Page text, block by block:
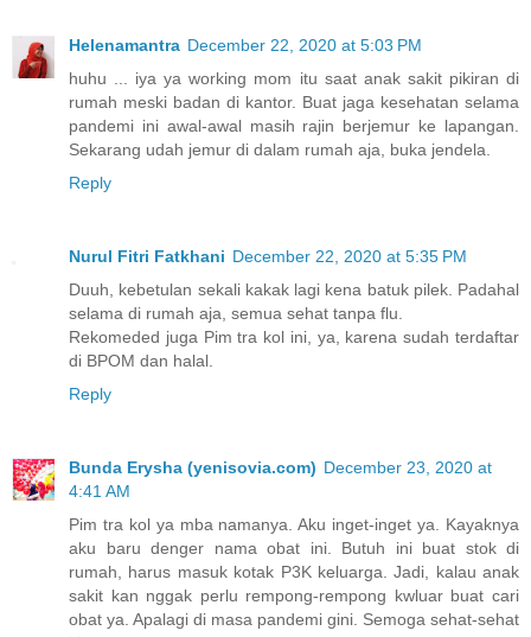
Helenamantra December 22, 2020 at 5:03 PM
huhu ... iya ya working mom itu saat anak sakit pikiran di
rumah meski badan di kantor. Buat jaga kesehatan selama
pandemi ini awal-awal masih rajin berjemur ke lapangan.
Sekarang udah jemur di dalam rumah aja, buka jendela.
Reply
Nurul Fitri Fatkhani December 22, 2020 at 5:35 PM
Duuh, kebetulan sekali kakak lagi kena batuk pilek. Padahal
selama di rumah aja, semua sehat tanpa flu.
Rekomeded juga Pim tra kol ini, ya, karena sudah terdaftar
di BPOM dan halal.
Reply
Bunda Erysha (yenisovia.com) December 23, 2020 at
4:41 AM
Pim tra kol ya mba namanya. Aku inget-inget ya. Kayaknya
aku baru denger nama obat ini. Butuh ini buat stok di
rumah, harus masuk kotak P3K keluarga. Jadi, kalau anak
sakit kan nggak perlu rempong-rempong kwluar buat cari
obat ya. Apalagi di masa pandemi gini. Semoga sehat-sehat